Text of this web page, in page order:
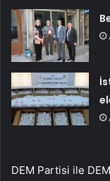
DEM Partisi ile